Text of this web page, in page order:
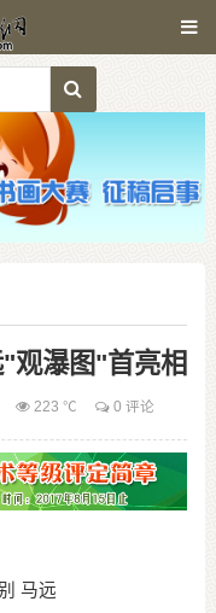
观瀑图"首亮相
223 ℃ 0 评论